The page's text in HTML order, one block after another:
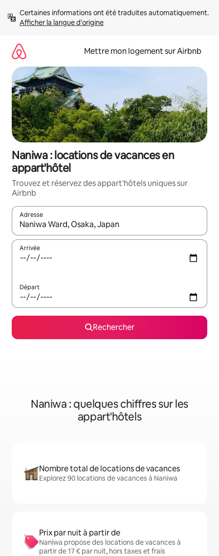
directement
Afficher la langue d'origine
Mettre mon logement sur Airbnb
Naniwa : locations de vacances en
appart'hôtel
Trouvez et réservez des appart'hôtels uniques sur
Airbnb
Adresse
Lorsque les résultats s'affichent, utilisez les flèches vers le
Arrivée
Départ
Rechercher
Naniwa : quelques chiffres sur les
appart'hôtels
Nombre total de locations de vacances
Explorez 90 locations de vacances à Naniwa
Prix par nuit à partir de
Naniwa propose des locations de vacances à
partir de 17 € par nuit, hors taxes et frais